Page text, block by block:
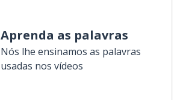
Aprenda as palavras
Nós lhe ensinamos as palavras
usadas nos vídeos